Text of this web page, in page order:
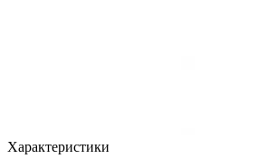
Характеристики